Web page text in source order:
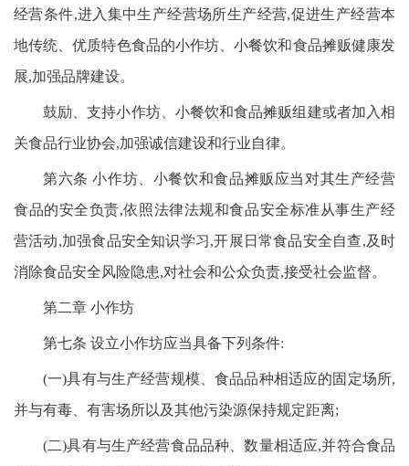
经营条件,进入集中生产经营场所生产经营,促进生产经营本
地传统、优质特色食品的小作坊、小餐饮和食品摊贩健康发
展,加强品牌建设。
鼓励、支持小作坊、小餐饮和食品摊贩组建或者加入相
关食品行业协会,加强诚信建设和行业自律。
第六条 小作坊、小餐饮和食品摊贩应当对其生产经营
食品的安全负责,依照法律法规和食品安全标准从事生产经
营活动,加强食品安全知识学习,开展日常食品安全自查,及时
消除食品安全风险隐患,对社会和公众负责,接受社会监督。
第二章 小作坊
第七条 设立小作坊应当具备下列条件:
(一)具有与生产经营规模、食品品种相适应的固定场所,
并与有毒、有害场所以及其他污染源保持规定距离;
(二)具有与生产经营食品品种、数量相适应,并符合食品